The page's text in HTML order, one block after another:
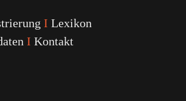
I Lexikon
I Kontakt